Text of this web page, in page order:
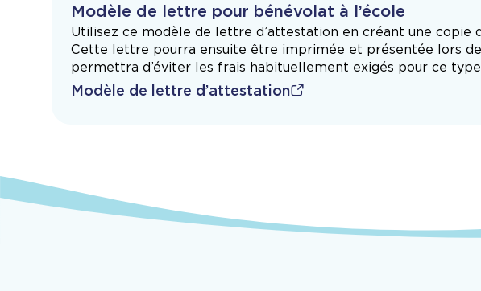
Modèle de lettre pour bénévolat à l’école
Utilisez ce modèle de lettre d’attestation en créant une
Cette lettre pourra ensuite être imprimée et présentée lors
permettra d’éviter les frais habituellement exigés pour ce
Modèle de lettre d’attestation